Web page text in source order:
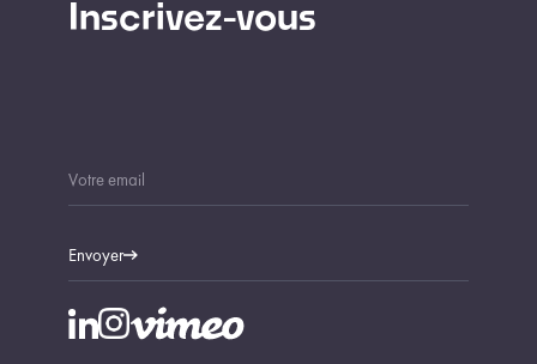
Inscrivez-vous
Envoyer